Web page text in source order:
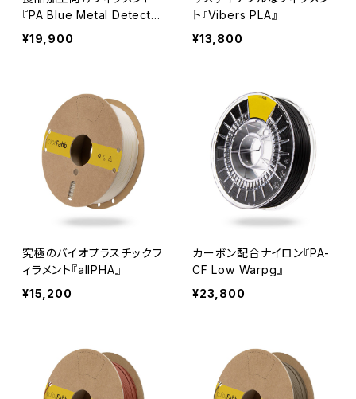
『PA Blue Metal Detecta
ble』
¥19,900
ト『Vibers PLA』
¥13,800
究極のバイオプラスチックフ
ィラメント『allPHA』
¥15,200
カーボン配合ナイロン『PA-
CF Low Warpg』
¥23,800